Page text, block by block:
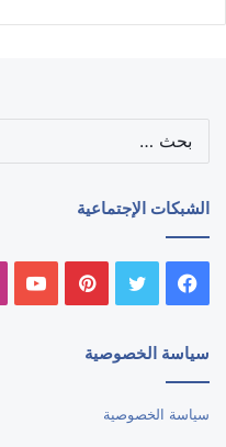
الشبكات الإجتماعية
فيسبوك تويتر بينتيريست
سياسة الخصوصية
سياسة الخصوصية